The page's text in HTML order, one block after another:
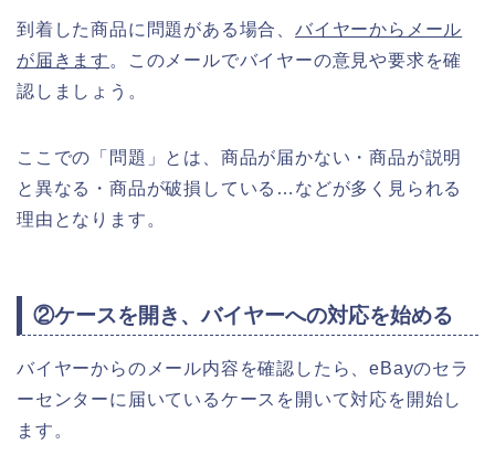
到着した商品に問題がある場合、 バイヤーからメール
が届きます 。このメールでバイヤーの意見や要求を確
認しましょう。
ここでの「問題」とは、商品が届かない・商品が説明
と異なる・商品が破損している…などが多く見られる
理由となります。
②ケースを開き、バイヤーへの対応を始める
バイヤーからのメール内容を確認したら、eBayのセラ
ーセンターに届いているケースを開いて対応を開始し
ます。